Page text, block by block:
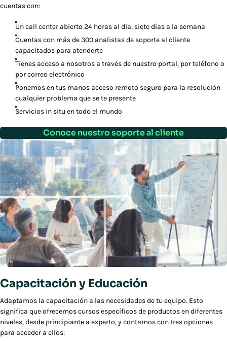
cuentas con:
Un call center abierto 24 horas al día, siete días a la semana
Cuentas con más de 300 analistas de soporte al cliente
capacitados para atenderte
Tienes acceso a nosotros a través de nuestro portal, por teléfono o
por correo electrónico
Ponemos en tus manos acceso remoto seguro para la resolución
cualquier problema que se te presente
Servicios in situ en todo el mundo
Conoce nuestro soporte al cliente
Capacitación y Educación
Adaptamos la capacitación a las necesidades de tu equipo. Esto
significa que ofrecemos cursos específicos de productos en diferentes
niveles, desde principiante a experto, y contamos con tres opciones
para acceder a ellos: